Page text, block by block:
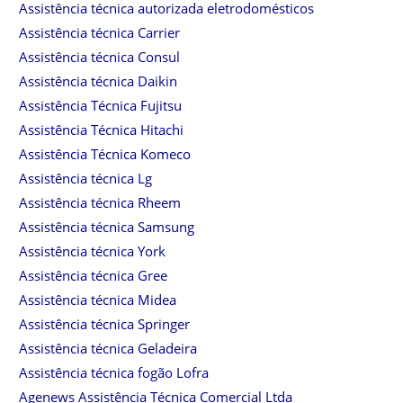
Assistência técnica autorizada eletrodomésticos
Assistência técnica Carrier
Assistência técnica Consul
Assistência técnica Daikin
Assistência Técnica Fujitsu
Assistência Técnica Hitachi
Assistência Técnica Komeco
Assistência técnica Lg
Assistência técnica Rheem
Assistência técnica Samsung
Assistência técnica York
Assistência técnica Gree
Assistência técnica Midea
Assistência técnica Springer
Assistência técnica Geladeira
Assistência técnica fogão Lofra
Agenews Assistência Técnica Comercial Ltda